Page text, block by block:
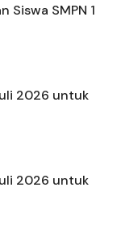
Siswa SMPN 1
2026 untuk
2026 untuk